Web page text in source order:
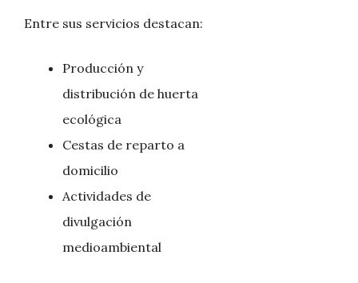
Entre sus servicios destacan:
Producción y
distribución de huerta
ecológica
Cestas de reparto a
domicilio
Actividades de
divulgación
medioambiental